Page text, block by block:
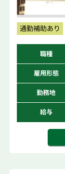
通勤補助あり
職種
雇用形態
勤務地
給与